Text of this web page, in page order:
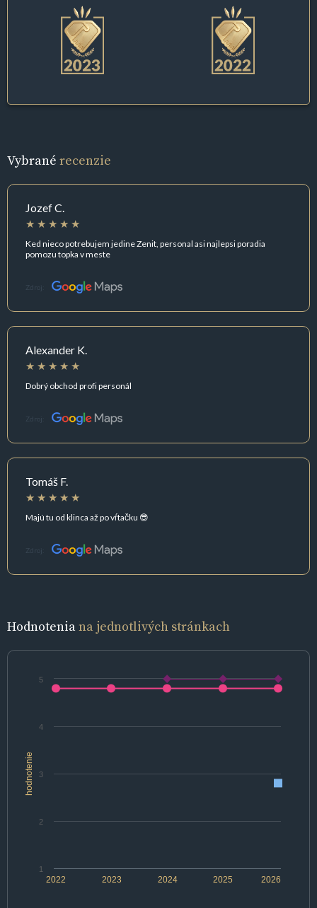
Vybrané recenzie
Jozef C.
Ked nieco potrebujem jedine Zenit, personal asi najlepsi poradia
pomozu topka v meste
Zdroj:
Alexander K.
Dobrý obchod profi personál
Zdroj:
Tomáš F.
Majú tu od klinca až po vŕtačku 😎
Zdroj:
Hodnoteniana jednotlivých stránkach
hodnotenie
2022 2024 2026
2023 2025
1
2
3
4
5